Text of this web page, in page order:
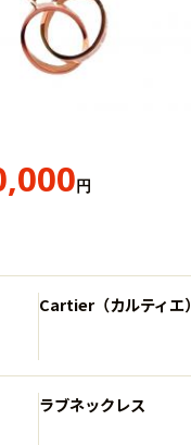
円
Cartier（カルティエ）
ラブネックレス